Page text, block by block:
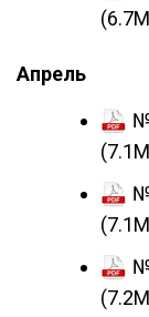
Апрель
№
№
№